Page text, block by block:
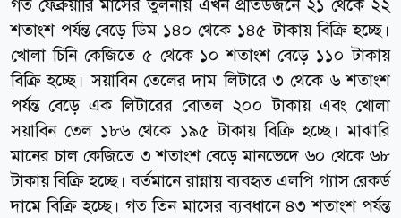
গত ফেব্রুয়ারি মাসের তুলনায় এখন প্রতিডজনে ২১ থেকে ২২
শতাংশ পর্যন্ত বেড়ে ডিম ১৪০ থেকে ১৪৫ টাকায় বিক্রি হচ্ছে।
খোলা চিনি কেজিতে ৫ থেকে ১০ শতাংশ বেড়ে ১১০ টাকায়
বিক্রি হচ্ছে। সয়াবিন তেলের দাম লিটারে ৩ থেকে ৬ শতাংশ
পর্যন্ত বেড়ে এক লিটারের বোতল ২০০ টাকায় এবং খোলা
সয়াবিন তেল ১৮৬ থেকে ১৯৫ টাকায় বিক্রি হচ্ছে। মাঝারি
মানের চাল কেজিতে ৩ শতাংশ বেড়ে মানভেদে ৬০ থেকে ৬৮
টাকায় বিক্রি হচ্ছে। বর্তমানে রান্নায় ব্যবহৃত এলপি গ্যাস রেকর্ড
দামে বিক্রি হচ্ছে। গত তিন মাসের ব্যবধানে ৪৩ শতাংশ পর্যন্ত